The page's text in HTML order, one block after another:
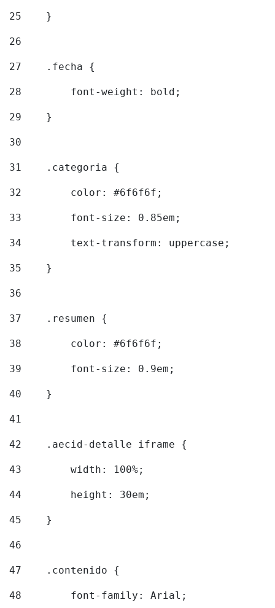
25
    }
26
27
    .fecha {
28
        font-weight: bold;
29
    }
30
31
    .categoria {
32
        color: #6f6f6f;
33
        font-size: 0.85em;
34
        text-transform: uppercase;
35
    }
36
37
    .resumen {
38
        color: #6f6f6f;
39
        font-size: 0.9em;
40
    }
41
42
    .aecid-detalle iframe {
43
        width: 100%;
44
        height: 30em;
45
    }
46
47
    .contenido {
48
        font-family: Arial;